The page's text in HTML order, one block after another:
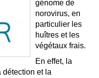
génome de
norovirus, en
particulier les
huîtres et les
végétaux frais.
En effet, la
détection et la